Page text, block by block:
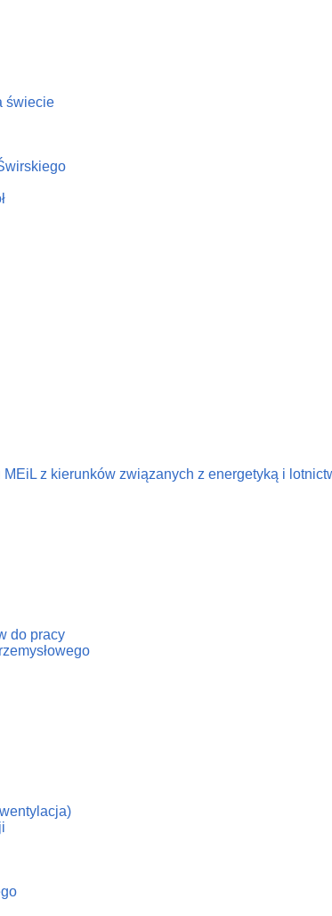
świecie
z kierunków związanych z energetyką i
do pracy